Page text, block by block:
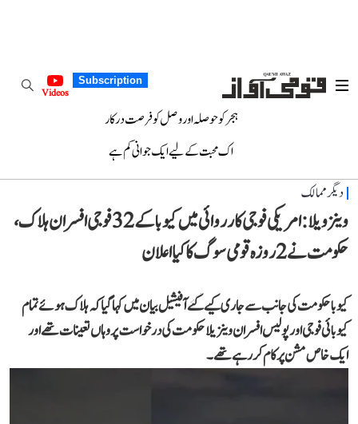
Subscription
Videos
ہجر کو حوصلہ اور وصل کو فرصت درکار
اک محبت کے لیے ایک جوانی کم ہے
دیگر ممالک
وینزویلا: امریکی فوجی کارروائی میں کیوبا کے 32 فوجی افسران ہلاک،
حکومت نے 2 روزہ قومی سوگ کا کیا اعلان
کیوبا حکومت کی جانب سے جاری کیے گئے آفیشیل بیان میں کہا گیا کہ ہلاک ہوئے تمام
کیوبائی فوجی اور پولیس افسران وینزیلا حکومت کی درخواست پر وہاں تعینات تھے اور
ایک خاص مشن پر کام کر رہے تھے۔